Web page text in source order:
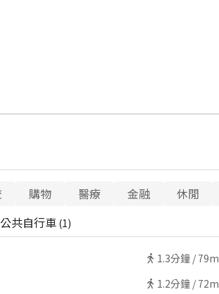
購物 醫療 金融 休閒
公共自行車 (1)
1.3分鐘 / 79m
1.2分鐘 / 72m